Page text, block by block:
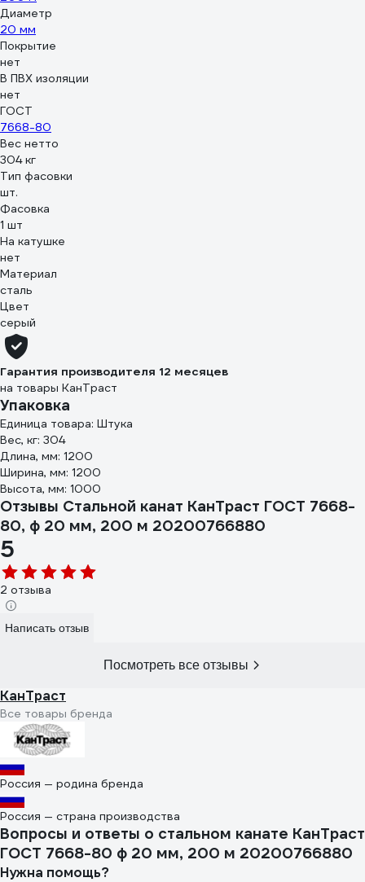
Диаметр
20 мм
Покрытие
нет
В ПВХ изоляции
нет
ГОСТ
7668-80
Вес нетто
304 кг
Тип фасовки
шт.
Фасовка
1 шт
На катушке
нет
Материал
сталь
Цвет
серый
Гарантия производителя 12 месяцев
на товары КанТраст
Упаковка
Единица товара: Штука
Вес, кг: 304
Длина, мм: 1200
Ширина, мм: 1200
Высота, мм: 1000
Отзывы Стальной канат КанТраст ГОСТ 7668-
80, ф 20 мм, 200 м 20200766880
5
2 отзыва
Написать отзыв
Посмотреть все отзывы
КанТраст
Все товары бренда
Россия — родина бренда
Россия — страна производства
Вопросы и ответы о стальном канате КанТраст
ГОСТ 7668-80 ф 20 мм, 200 м 20200766880
Нужна помощь?